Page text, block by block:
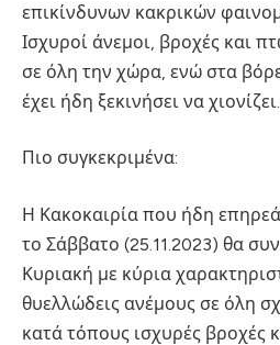
επικίνδυνων κακρικών
Ισχυροί άνεμοι, βροχές και
σε όλη την χώρα, ενώ στα
έχει ήδη ξεκινήσει να χιονίζει.
Πιο συγκεκριμένα:
Η Κακοκαιρία που ήδη
το Σάββατο (25.11.2023) θα
Κυριακή με κύρια
θυελλώδεις ανέμους σε όλη
κατά τόπους ισχυρές βροχές